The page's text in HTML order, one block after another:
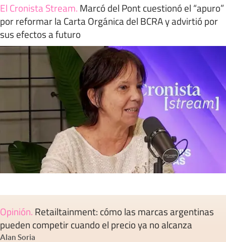
El Cronista Stream. Marcó del Pont cuestionó el “apuro”
por reformar la Carta Orgánica del BCRA y advirtió por
sus efectos a futuro
Opinión. Retailtainment: cómo las marcas argentinas
pueden competir cuando el precio ya no alcanza
Alan Soria